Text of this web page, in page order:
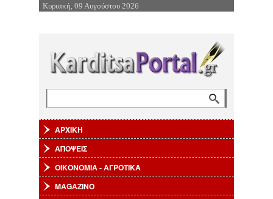
Επιστροφή στην Πλοήγηση
Κυριακή, 09 Αυγούστου 2026
ΑΡΧΙΚΗ
ΑΠΟΨΕΙΣ
ΟΙΚΟΝΟΜΙΑ - ΑΓΡΟΤΙΚΑ
MAGAZINO